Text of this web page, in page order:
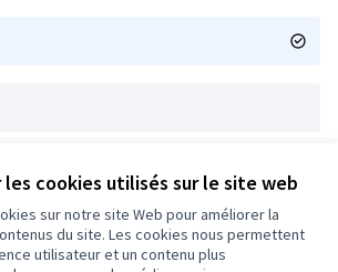
cookies utilisés sur le site web
sur notre site Web pour améliorer la
du site. Les cookies nous permettent
utilisateur et un contenu plus